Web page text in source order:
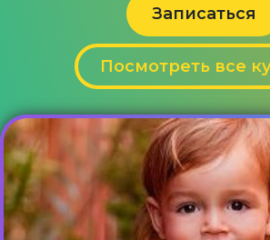
Записаться
Посмотреть все